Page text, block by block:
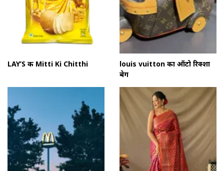
LAY’S की Mitti Ki Chitthi
louis vuitton का ऑटो रिक्शा
बेग